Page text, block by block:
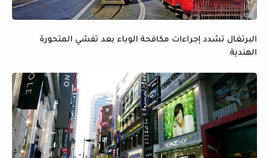
البرتغال تشدد إجراءات مكافحة الوباء بعد تفشي المتحورة
الهندية